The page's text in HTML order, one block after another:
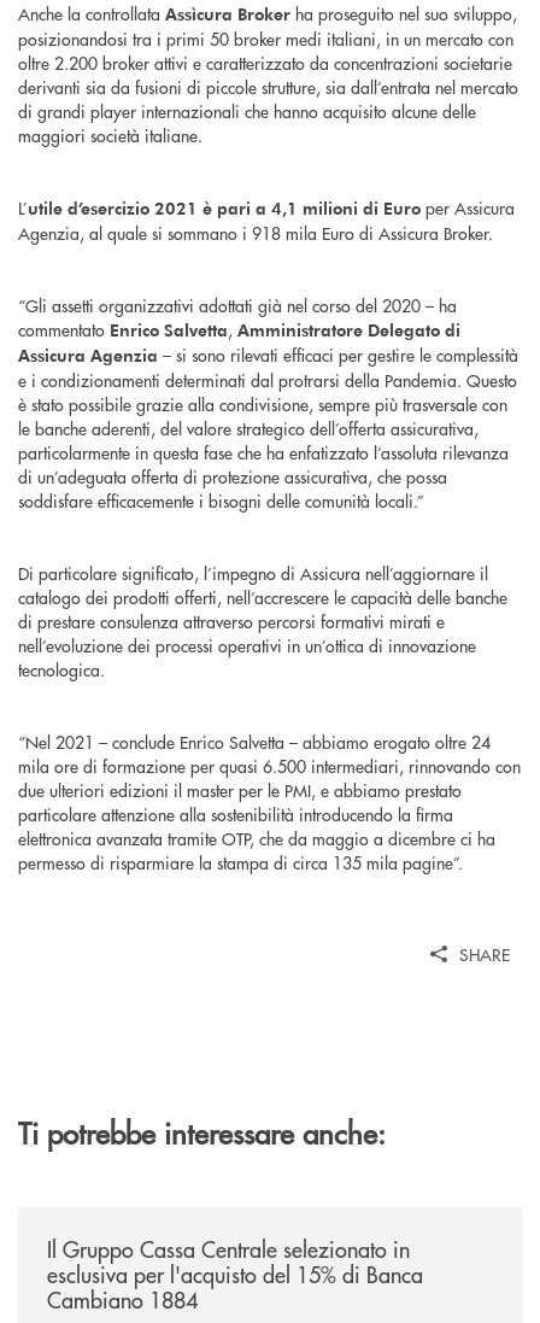
Anche la controllata Assìcura Broker ha proseguito nel suo sviluppo,
posizionandosi tra i primi 50 broker medi italiani, in un mercato con
oltre 2.200 broker attivi e caratterizzato da concentrazioni societarie
derivanti sia da fusioni di piccole strutture, sia dall’entrata nel mercato
di grandi player internazionali che hanno acquisito alcune delle
maggiori società italiane.
L’utile d’esercizio 2021 è pari a 4,1 milioni di Euro per Assicura
Agenzia, al quale si sommano i 918 mila Euro di Assicura Broker.
“Gli assetti organizzativi adottati già nel corso del 2020 – ha
commentato Enrico Salvetta, Amministratore Delegato di
Assicura Agenzia – si sono rilevati efficaci per gestire le complessità
e i condizionamenti determinati dal protrarsi della Pandemia. Questo
è stato possibile grazie alla condivisione, sempre più trasversale con
le banche aderenti, del valore strategico dell’offerta assicurativa,
particolarmente in questa fase che ha enfatizzato l’assoluta rilevanza
di un’adeguata offerta di protezione assicurativa, che possa
soddisfare efficacemente i bisogni delle comunità locali.”
Di particolare significato, l’impegno di Assicura nell’aggiornare il
catalogo dei prodotti offerti, nell’accrescere le capacità delle banche
di prestare consulenza attraverso percorsi formativi mirati e
nell’evoluzione dei processi operativi in un’ottica di innovazione
tecnologica.
“Nel 2021 – conclude Enrico Salvetta – abbiamo erogato oltre 24
mila ore di formazione per quasi 6.500 intermediari, rinnovando con
due ulteriori edizioni il master per le PMI, e abbiamo prestato
particolare attenzione alla sostenibilità introducendo la firma
elettronica avanzata tramite OTP, che da maggio a dicembre ci ha
permesso di risparmiare la stampa di circa 135 mila pagine”.
SHARE
Ti potrebbe interessare anche:
Il Gruppo Cassa Centrale selezionato in
esclusiva per l'acquisto del 15% di Banca
Cambiano 1884